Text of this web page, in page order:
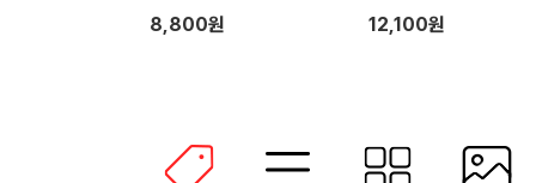
8,800원
P 기프팅
12,100원